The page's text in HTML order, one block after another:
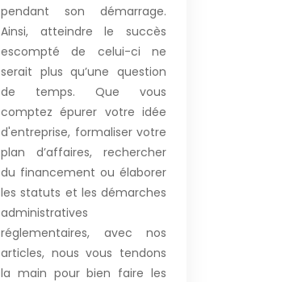
pendant son démarrage.
Ainsi, atteindre le succès
escompté de celui-ci ne
serait plus qu’une question
de temps. Que vous
comptez épurer votre idée
d'entreprise, formaliser votre
plan d’affaires, rechercher
du financement ou élaborer
les statuts et les démarches
administratives
réglementaires, avec nos
articles, nous vous tendons
la main pour bien faire les